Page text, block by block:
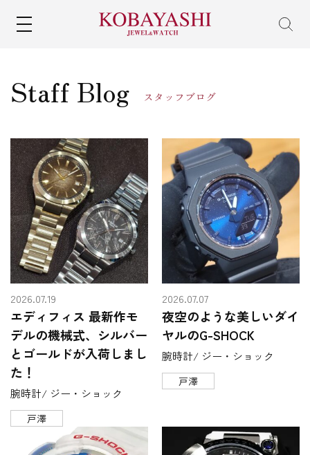
Staff Blog スタッフブログ
2026.07.19
エディフィス 最新作モ
デルの機械式、シルバー
とゴールドが入荷しまし
た！
腕時計/ ジー・ショック
戸澤
2026.07.07
夜空のような美しいダイ
ヤルのG-SHOCK
腕時計/ ジー・ショック
戸澤